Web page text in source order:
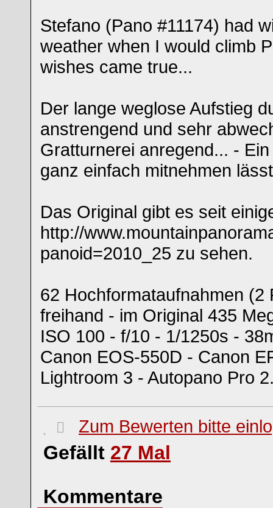
Stefano (Pano #11174) had
weather when I would climb
wishes came true...
Der lange weglose Aufstieg
anstrengend und sehr
Gratturnerei anregend... -
ganz einfach mitnehmen
Das Original gibt es seit
http://
panoid=2010_25 zu sehen.
62 Hochformataufnahmen (2
freihand - im Original 435
ISO 100 - f/10 - 1/1250s -
Canon EOS-550D - Canon
Lightroom 3 - Autopano Pro
Zum Bewerten bitte
Gefällt 27 Mal
Kommentare